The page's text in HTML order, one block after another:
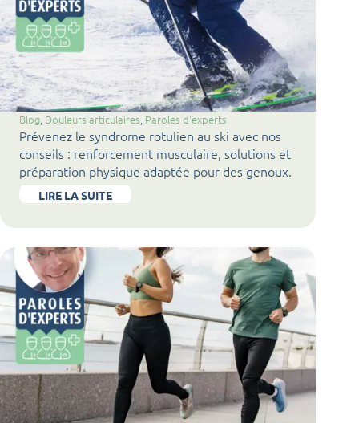
Blog, Douleurs articulaires, Paroles d'experts
Prévenez le syndrome rotulien au ski avec nos
conseils : renforcement musculaire, solutions et
préparation physique adaptée pour des genoux.
LIRE LA SUITE